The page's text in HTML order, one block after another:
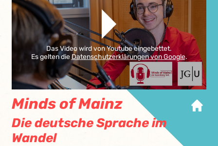
Das Video wird von Youtube eingebettet.
Es gelten dieDatenschutzerklärungen von Google.
Minds of Mainz
Die deutsche Sprache im
Wandel